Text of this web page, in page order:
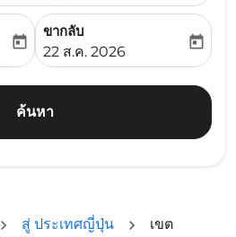
date-aria-label
today
ขากลับ
fc-booking-return-date-
22 ส.ค. 2026
today
ค้นหา
สู่ ประเทศญี่ปุ่น
เขต